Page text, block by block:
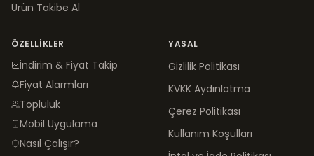
Ürün Takibe Al
ÖZELLIKLER
İndirim & Fiyat Takip
Fiyat Alarmları
Topluluk
Mobil Uygulama
Nasıl Çalışır?
YASAL
Gizlilik Politikası
KVKK Aydınlatma
Çerez Politikası
Kullanım Koşulları